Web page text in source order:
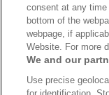
consent at any
bottom of the
webpage, if
Website. For more
We and our
Use precise